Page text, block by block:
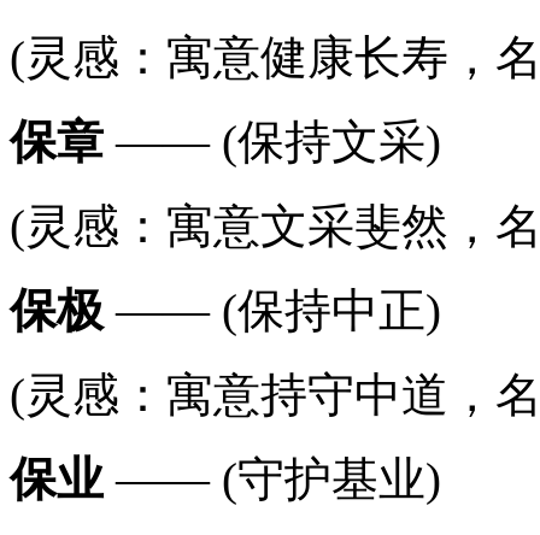
(灵感：寓意健康长寿，
保章 —— (保持文采)
(灵感：寓意文采斐然，
保极 —— (保持中正)
(灵感：寓意持守中道，
保业—— (守护基业)